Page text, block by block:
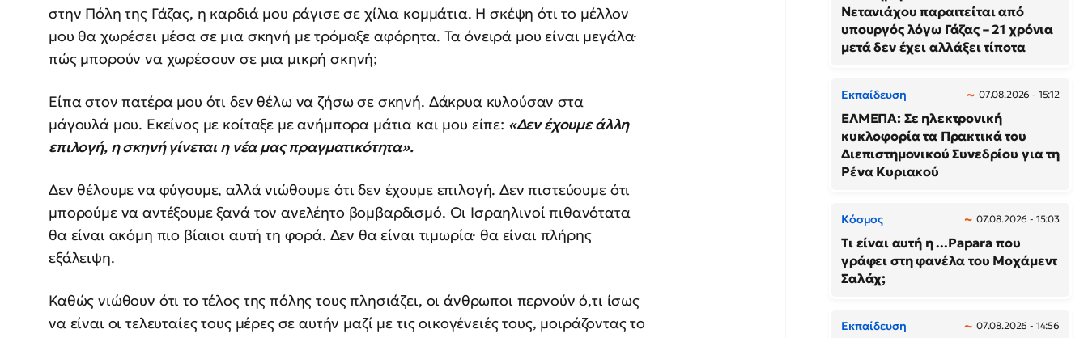
στην Πόλη της Γάζας, η καρδιά μου ράγισε σε χίλια κομμάτια. Η σκέψη ότι το μέλλον
μου θα χωρέσει μέσα σε μια σκηνή με τρόμαξε αφόρητα. Τα όνειρά μου είναι μεγάλα·
πώς μπορούν να χωρέσουν σε μια μικρή σκηνή;
Είπα στον πατέρα μου ότι δεν θέλω να ζήσω σε σκηνή. Δάκρυα κυλούσαν στα
μάγουλά μου. Εκείνος με κοίταξε με ανήμπορα μάτια και μου είπε: «Δεν έχουμε άλλη
επιλογή, η σκηνή γίνεται η νέα μας πραγματικότητα».
Δεν θέλουμε να φύγουμε, αλλά νιώθουμε ότι δεν έχουμε επιλογή. Δεν πιστεύουμε ότι
μπορούμε να αντέξουμε ξανά τον ανελέητο βομβαρδισμό. Οι Ισραηλινοί πιθανότατα
θα είναι ακόμη πιο βίαιοι αυτή τη φορά. Δεν θα είναι τιμωρία· θα είναι πλήρης
εξάλειψη.
Καθώς νιώθουν ότι το τέλος της πόλης τους πλησιάζει, οι άνθρωποι περνούν ό,τι ίσως
να είναι οι τελευταίες τους μέρες σε αυτήν μαζί με τις οικογένειές τους, μοιράζοντας το
Νετανιάχου παραιτείται από
υπουργός λόγω Γάζας – 21 χρόνια
μετά δεν έχει αλλάξει τίποτα
Εκπαίδευση 07.08.2026 - 15:12
ΕΛΜΕΠΑ: Σε ηλεκτρονική
κυκλοφορία τα Πρακτικά του
Διεπιστημονικού Συνεδρίου για τη
Ρένα Κυριακού
Κόσμος 07.08.2026 - 15:03
Τι είναι αυτή η ...Papara που
γράφει στη φανέλα του Μοχάμεντ
Σαλάχ;
Εκπαίδευση 07.08.2026 - 14:56